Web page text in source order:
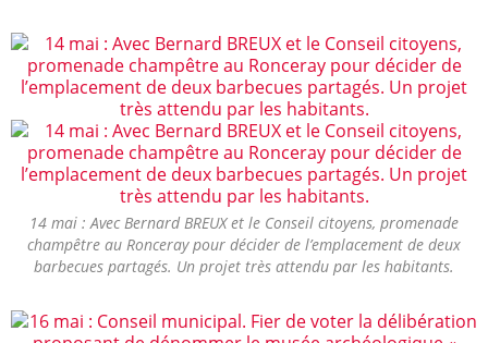
14 mai : Avec Bernard BREUX et le Conseil citoyens, promenade
champêtre au Ronceray pour décider de l’emplacement de deux
barbecues partagés. Un projet très attendu par les habitants.